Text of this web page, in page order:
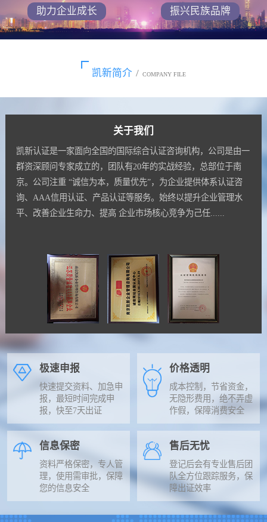
助力企业成长 振兴民族品牌
凯新简介 / COMPANY FILE
关于我们
凯新认证是一家面向全国的国际综合认证咨询机构，公司是由一
群资深顾问专家成立的，团队有20年的实战经验，总部位于南
京。公司注重 “诚信为本，质量优先”，为企业提供体系认证咨
询、AAA信用认证、产品认证等服务。始终以提升企业管理水
平、改善企业生命力、提高 企业市场核心竞争为己任......
极速申报
快速提交资料、加急申
报，最短时间完成申
报，快至7天出证
价格透明
成本控制，节省资金，
无隐形费用，绝不弄虚
作假，保障消费安全
信息保密
资料严格保密，专人管
理，使用需审批，保障
您的信息安全
售后无忧
登记后会有专业售后团
队全方位跟踪服务，保
障出证效率